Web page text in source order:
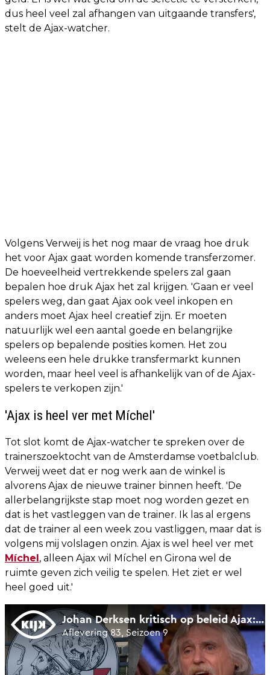
dus heel veel zal afhangen van uitgaande transfers',
stelt de Ajax-watcher.
Volgens Verweij is het nog maar de vraag hoe druk
het voor Ajax gaat worden komende transferzomer.
De hoeveelheid vertrekkende spelers zal gaan
bepalen hoe druk Ajax het zal krijgen. 'Gaan er veel
spelers weg, dan gaat Ajax ook veel inkopen en
anders moet Ajax heel creatief zijn. Er moeten
natuurlijk wel een aantal goede en belangrijke
spelers op bepalende posities komen. Het zou
weleens een hele drukke transfermarkt kunnen
worden, maar heel veel is afhankelijk van of de Ajax-
spelers te verkopen zijn.'
'Ajax is heel ver met Míchel'
Tot slot komt de Ajax-watcher te spreken over de
trainerszoektocht van de Amsterdamse voetbalclub.
Verweij weet dat er nog werk aan de winkel is
alvorens Ajax de nieuwe trainer binnen heeft. 'De
allerbelangrijkste stap moet nog worden gezet en
dat is het vastleggen van de trainer. Ik las al ergens
dat de trainer al een week zou vastliggen, maar dat is
volgens mij volslagen onzin. Ajax is wel heel ver met
Míchel, alleen Ajax wil Míchel en Girona wel de
ruimte geven zich veilig te spelen. Het ziet er wel
heel goed uit.'